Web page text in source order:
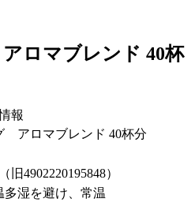
ロマブレンド 40杯
報
アロマブレンド 40杯分
旧4902220195848）
多湿を避け、常温